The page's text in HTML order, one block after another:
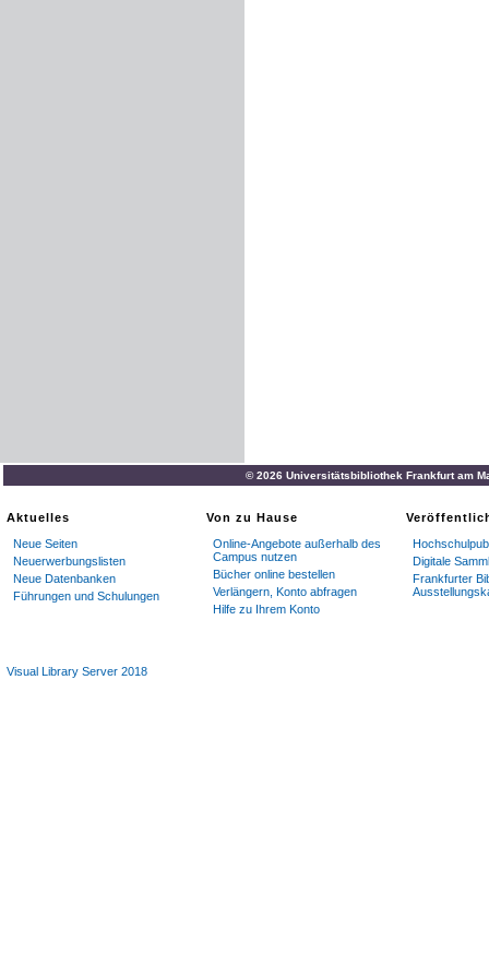
© 2026 Universitätsbibliothek Frankfurt am
Aktuelles
Neue Seiten
Neuerwerbungslisten
Neue Datenbanken
Führungen und Schulungen
Von zu Hause
Online-Angebote außerhalb des
Campus nutzen
Bücher online bestellen
Verlängern, Konto abfragen
Hilfe zu Ihrem Konto
Digitale
Frankfurter
Visual Library Server 2018